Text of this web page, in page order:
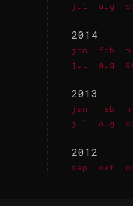
jul
aug
2014
jan feb
jul
aug
2013
jan feb
jul
aug
2012
sep okt